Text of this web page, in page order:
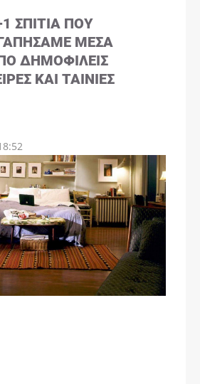
ΣΠΊΤΙΑ ΠΟΥ
ΜΈΣΑ
ΔΗΜΟΦΙΛΕΊΣ
ΚΑΙ ΤΑΙΝΊΕΣ